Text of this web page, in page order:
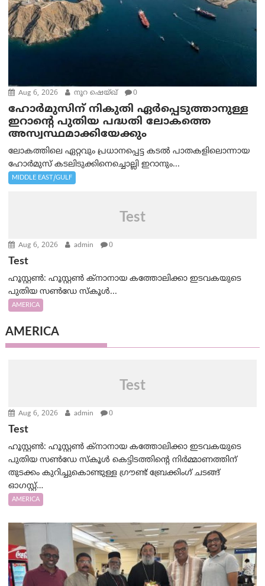
Aug 6, 2026 നൂറ ഷെയ്ഖ് 0
ഹോർമുസിന് നികുതി ഏർപ്പെടുത്താനുള്ള
ഇറാന്റെ പുതിയ പദ്ധതി ലോകത്തെ
അസ്വസ്ഥമാക്കിയേക്കും
ലോകത്തിലെ ഏറ്റവും പ്രധാനപ്പെട്ട കടൽ പാതകളിലൊന്നായ
ഹോർമുസ് കടലിടുക്കിനെച്ചൊല്ലി ഇറാനും...
MIDDLE EAST/GULF
Test
Aug 6, 2026 admin 0
Test
ഹൂസ്റ്റൺ: ഹൂസ്റ്റൺ ക്നാനായ കത്തോലിക്കാ ഇടവകയുടെ
പുതിയ സൺഡേ സ്കൂൾ...
AMERICA
AMERICA
Test
Aug 6, 2026 admin 0
Test
ഹൂസ്റ്റൺ: ഹൂസ്റ്റൺ ക്നാനായ കത്തോലിക്കാ ഇടവകയുടെ
പുതിയ സൺഡേ സ്കൂൾ കെട്ടിടത്തിന്റെ നിർമ്മാണത്തിന്
തുടക്കം കുറിച്ചുകൊണ്ടുള്ള ഗ്രൗണ്ട് ബ്രേക്കിംഗ് ചടങ്ങ്
ഓഗസ്റ്റ്…
AMERICA